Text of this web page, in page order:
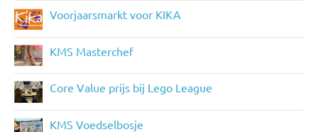
Voorjaarsmarkt voor KIKA
KMS Masterchef
Core Value prijs bij Lego League
KMS Voedselbosje